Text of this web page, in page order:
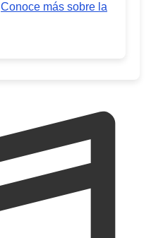
Conoce más sobre la